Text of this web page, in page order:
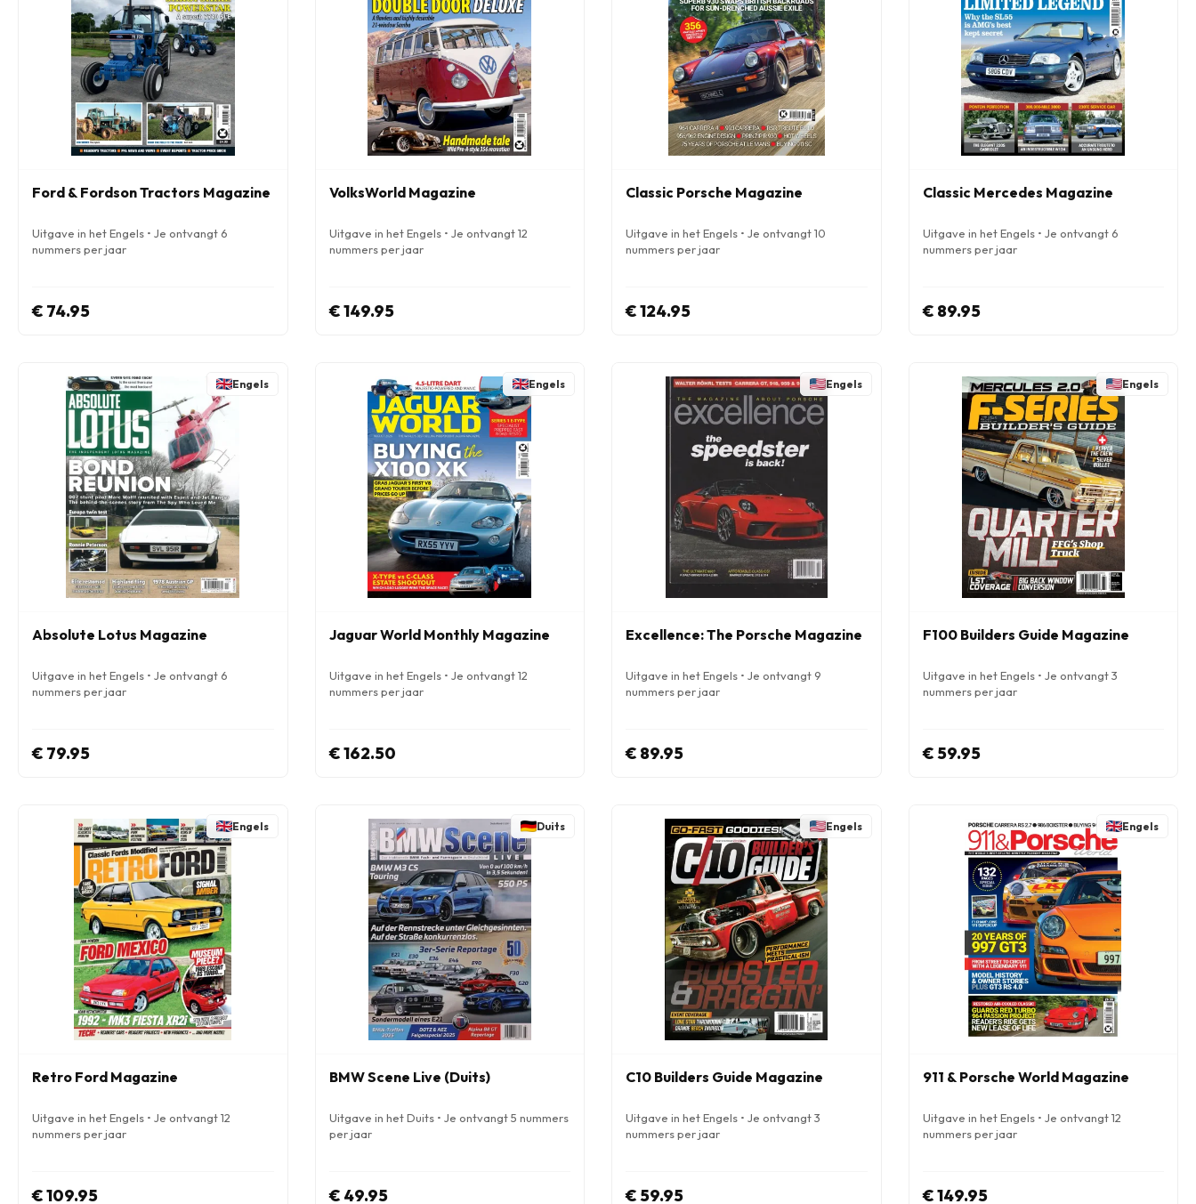
Ford & Fordson Tractors Magazine
Uitgave in het Engels • Je ontvangt 6
nummers per jaar
€ 74.95
VolksWorld Magazine
Uitgave in het Engels • Je ontvangt 12
nummers per jaar
€ 149.95
Classic Porsche Magazine
Uitgave in het Engels • Je ontvangt 10
nummers per jaar
€ 124.95
Classic Mercedes Magazine
Uitgave in het Engels • Je ontvangt 6
nummers per jaar
€ 89.95
Engels
Absolute Lotus Magazine
Uitgave in het Engels • Je ontvangt 6
nummers per jaar
€ 79.95
Engels
Jaguar World Monthly Magazine
Uitgave in het Engels • Je ontvangt 12
nummers per jaar
€ 162.50
Engels
Excellence: The Porsche Magazine
Uitgave in het Engels • Je ontvangt 9
nummers per jaar
€ 89.95
Engels
F100 Builders Guide Magazine
Uitgave in het Engels • Je ontvangt 3
nummers per jaar
€ 59.95
Engels
Retro Ford Magazine
Uitgave in het Engels • Je ontvangt 12
nummers per jaar
€ 109.95
Duits
BMW Scene Live (Duits)
Uitgave in het Duits • Je ontvangt 5 nummers
per jaar
€ 49.95
Engels
C10 Builders Guide Magazine
Uitgave in het Engels • Je ontvangt 3
nummers per jaar
€ 59.95
Engels
911 & Porsche World Magazine
Uitgave in het Engels • Je ontvangt 12
nummers per jaar
€ 149.95